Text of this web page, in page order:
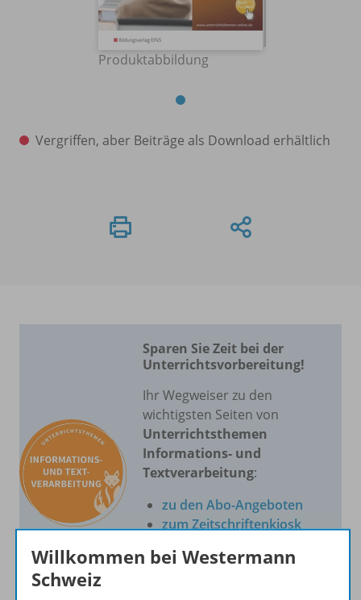
Produktabbildung
Vergriffen, aber Beiträge als Download erhältlich
Sparen Sie Zeit bei der
Unterrichtsvorbereitung!
Ihr Wegweiser zu den
wichtigsten Seiten von
Unterrichtsthemen
Informations- und
Textverarbeitung:
zu den Abo-Angeboten
zum Zeitschriftenkiosk
Willkommen bei Westermann
Schweiz